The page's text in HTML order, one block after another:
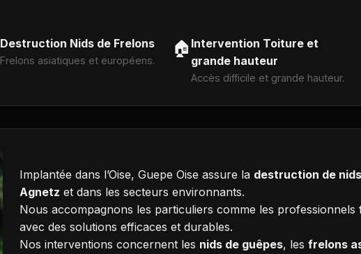
Destruction Nids de Frelons
Frelons asiatiques et européens.
🏠 Intervention Toiture et
grande hauteur
Accès difficile et grande hauteur.
Implantée dans l’Oise, Guepe Oise assure la destruction de
Agnetz et dans les secteurs environnants.
Nous accompagnons les particuliers comme les professionnels
avec des solutions efficaces et durables.
Nos interventions concernent les nids de guêpes, les frelons